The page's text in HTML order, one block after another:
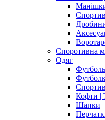
Споротивна
Одяг
Кофти |
Шапки